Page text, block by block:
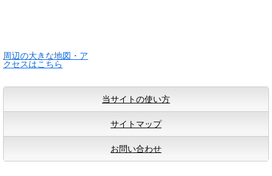
周辺の大きな地図・ア
クセスはこちら
当サイトの使い方
サイトマップ
お問い合わせ